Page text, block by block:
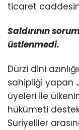
ticaret
Saldırının
üstlenmedi.
Dürzi dini
sahipliği yapan
üyeleri ile
hükümeti
Suriyeliler